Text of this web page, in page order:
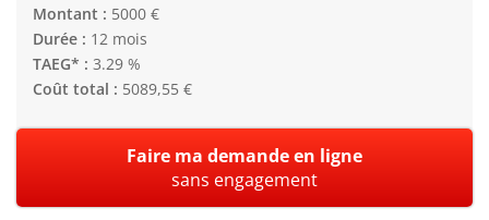
Montant : 5000 €
Durée : 12 mois
TAEG* : 3.29 %
Coût total : 5089,55 €
Faire ma demande en ligne
sans engagement